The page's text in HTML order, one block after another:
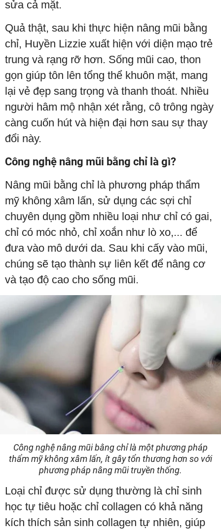
sửa cả mặt.
Quả thật, sau khi thực hiện nâng mũi bằng
chỉ, Huyền Lizzie xuất hiện với diện mạo trẻ
trung và rạng rỡ hơn. Sống mũi cao, thon
gọn giúp tôn lên tổng thể khuôn mặt, mang
lại vẻ đẹp sang trọng và thanh thoát. Nhiều
người hâm mộ nhận xét rằng, cô trông ngày
càng cuốn hút và hiện đại hơn sau sự thay
đổi này.
Công nghệ nâng mũi bằng chỉ là gì?
Nâng mũi bằng chỉ là phương pháp thẩm
mỹ không xâm lấn, sử dụng các sợi chỉ
chuyên dụng gồm nhiều loại như chỉ có gai,
chỉ có móc nhỏ, chỉ xoắn như lò xo,... để
đưa vào mô dưới da. Sau khi cấy vào mũi,
chúng sẽ tạo thành sự liên kết để nâng cơ
và tạo độ cao cho sống mũi.
Công nghệ nâng mũi bằng chỉ là một phương pháp
thẩm mỹ không xâm lấn, ít gây tổn thương hơn so với
phương pháp nâng mũi truyền thống.
Loại chỉ được sử dụng thường là chỉ sinh
học tự tiêu hoặc chỉ collagen có khả năng
kích thích sản sinh collagen tự nhiên, giúp